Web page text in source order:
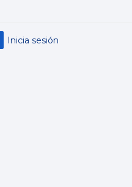
Inicia sesión